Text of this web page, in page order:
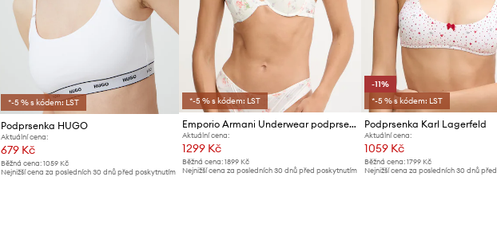
*-5 % s kódem: LST
Podprsenka HUGO
Aktuální cena:
679 Kč
Běžná cena:1059 Kč
Nejnižší cena za posledních 30 dnů před poskytnutím
*-5 % s kódem: LST
Emporio Armani Underwear podprsenka
Aktuální cena:
1299 Kč
Běžná cena: 1899 Kč
Nejnižší cena za posledních 30 dnů před poskytnutím
-11%
*-5 % s kódem: LST
Podprsenka Karl Lagerfeld
Aktuální cena:
1059 Kč
Běžná cena: 1799 Kč
Nejnižší cena za posledních 30 dnů